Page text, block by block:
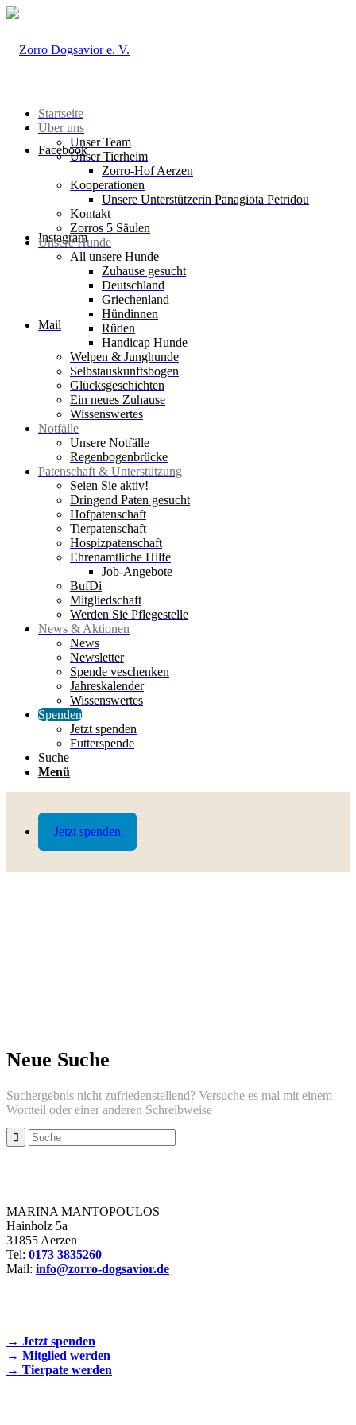
Jetzt spenden
Facebook
Instagram
Mail
Startseite
Über uns
Unser Team
Unser Tierheim
Zorro-Hof Aerzen
Kooperationen
Unsere Unterstützerin Panagiota Petridou
Kontakt
Zorros 5 Säulen
Unsere Hunde
All unsere Hunde
Zuhause gesucht
Deutschland
Griechenland
Hündinnen
Rüden
Handicap Hunde
Welpen & Junghunde
Selbstauskunftsbogen
Glücksgeschichten
Ein neues Zuhause
Wissenswertes
Notfälle
Unsere Notfälle
Regenbogenbrücke
Patenschaft & Unterstützung
Seien Sie aktiv!
Dringend Paten gesucht
Hofpatenschaft
Tierpatenschaft
Hospizpatenschaft
Ehrenamtliche Hilfe
Job-Angebote
BufDi
Mitgliedschaft
Werden Sie Pflegestelle
News & Aktionen
News
Newsletter
Spende veschenken
Jahreskalender
Wissenswertes
Spenden
Jetzt spenden
Futterspende
Suche
Menü
Neue Suche
Suchergebnis nicht zufriedenstellend? Versuche es mal mit einem
Wortteil oder einer anderen Schreibweise
MARINA MANTOPOULOS
Hainholz 5a
31855 Aerzen
Tel: 0173 3835260
Mail: info@zorro-dogsavior.de
→ Jetzt spenden
→ Mitglied werden
→ Tierpate werden